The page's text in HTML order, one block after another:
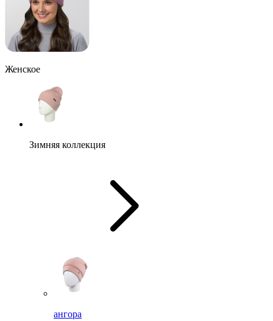
Женское
Зимняя коллекция
ангора